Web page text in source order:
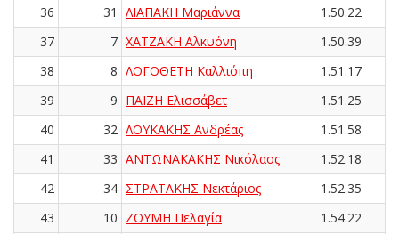
36 31 ΛΙΑΠΑΚΗ Μαριάννα
1.50.22
37
7 ΧΑΤΖΑΚΗ Αλκυόνη
1.50.39
38
8 ΛΟΓΟΘΕΤΗ Καλλιόπη
1.51.17
39
9 ΠΑΪΖΗ Ελισσάβετ
1.51.25
40
32 ΛΟΥΚΑΚΗΣ Ανδρέας
1.51.58
41
33 ΑΝΤΩΝΑΚΑΚΗΣ Νικόλαος
1.52.18
42
34 ΣΤΡΑΤΑΚΗΣ Νεκτάριος
1.52.35
43
10 ΖΟΥΜΗ Πελαγία
1.54.22